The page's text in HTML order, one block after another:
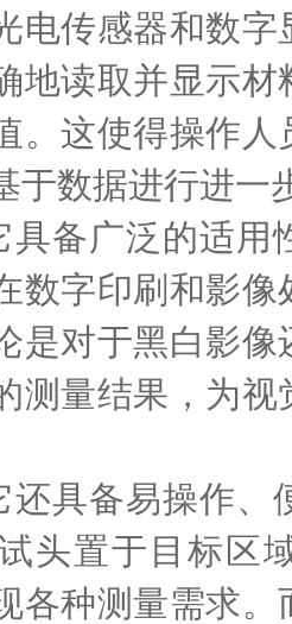
电传感器和数
地读取并显示
。这使得操作
于数据进行进一
广泛的适用
数字印刷和影
是对于黑白影
测量结果，为
备易操作、
头置于目标区
各种测量需求